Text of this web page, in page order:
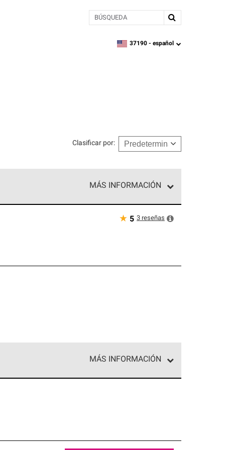
BÚSQUEDA
zipcode,language
37190 - español
Clasificar por:
MÁS INFORMACIÓN
incomparable. Solo ellos pueden
★ 5 3 reseñas
MÁS INFORMACIÓN
y confiabilidad.